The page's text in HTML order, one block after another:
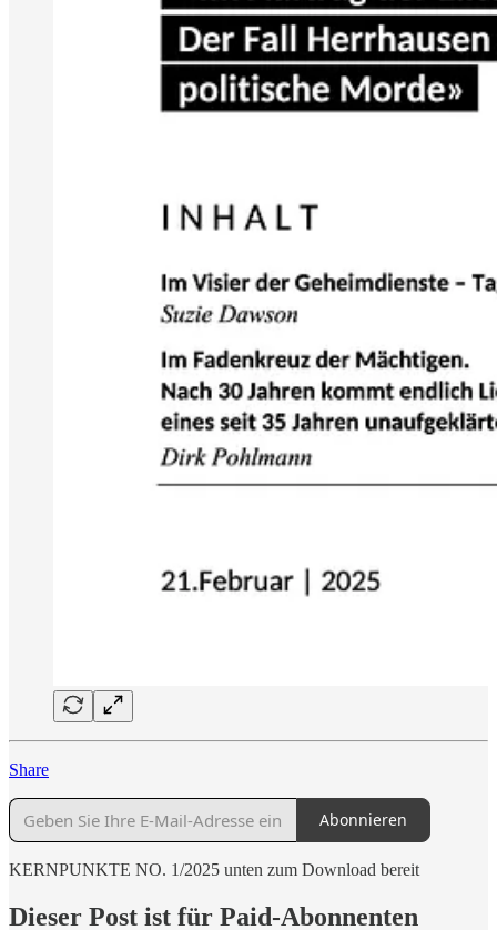
Share
Abonnieren
KERNPUNKTE NO. 1/2025 unten zum Download bereit
Dieser Post ist für Paid-Abonnenten